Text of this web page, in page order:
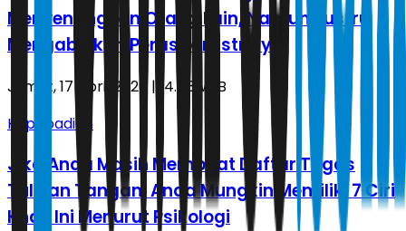
Menyenangkan Orang Lain, Namun Justru
Mengabaikan Perasaan Istrinya
Jumat, 17 April 2026 | 14.48 WIB
Kepribadian
Jika Anda Masih Membuat Daftar Tugas
Tulisan Tangan, Anda Mungkin Memiliki 7 Ciri
Khas Ini Menurut Psikologi